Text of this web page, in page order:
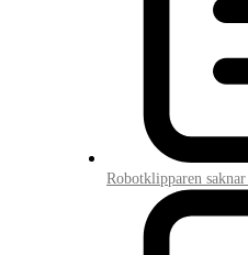
Robotklipparen